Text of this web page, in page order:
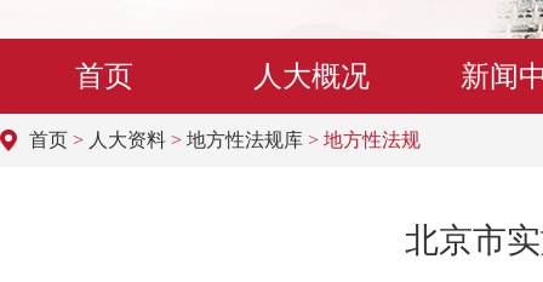
首页 人大概况 新闻
首页 > 人大资料 > 地方性法规库 > 地方性法规
北京市